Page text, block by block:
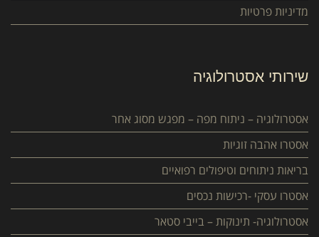
מדיניות פרטיות
שירותי אסטרולוגיה
אסטרולוגיה – ניתוח מפה – מפגש מסוג אחר
אסטרו אהבה זוגיות
בריאות ניתוחים וטיפולים רפואיים
אסטרו עסקי -רכישות נכסים
אסטרולוגיה- תינוקות – בייבי סטאר